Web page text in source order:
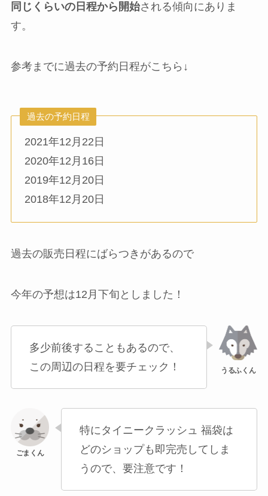
同じくらいの日程から開始される傾向にありま
す。
参考までに過去の予約日程がこちら↓
過去の予約日程
2021年12月22日
2020年12月16日
2019年12月20日
2018年12月20日
過去の販売日程にばらつきがあるので
今年の予想は12月下旬としました！
多少前後することもあるので、
この周辺の日程を要チェック！
特にタイニークラッシュ 福袋は
どのショップも即完売してしま
うので、要注意です！